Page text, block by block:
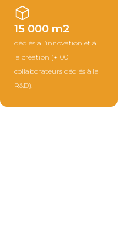
15 000 m2
dédiés à l’innovation et à
la création (+100
collaborateurs dédiés à la
R&D).